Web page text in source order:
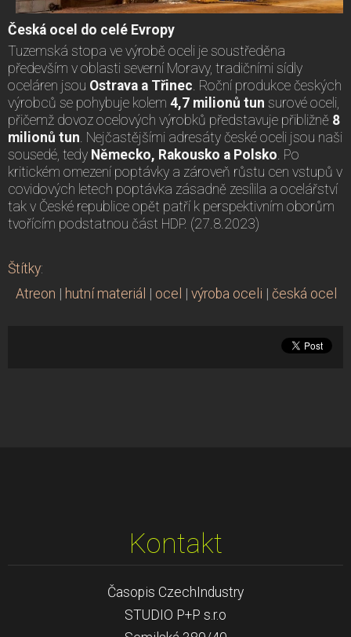
Česká ocel do celé Evropy
Tuzemská stopa ve výrobě oceli je soustředěna
především v oblasti severní Moravy, tradičními sídly
oceláren jsou Ostrava a Třinec . Roční produkce českých
výrobců se pohybuje kolem 4,7 milionů tun surové oceli,
přičemž dovoz ocelových výrobků představuje přibližně 8
milionů tun . Nejčastějšími adresáty české oceli jsou naši
sousedé, tedy Německo, Rakousko a Polsko . Po
kritickém omezení poptávky a zároveň růstu cen vstupů v
covidových letech poptávka zásadně zesílila a ocelářství
tak v České republice opět patří k perspektivním oborům
tvořícím podstatnou část HDP. (27.8.2023)
Štítky:
Atreon | hutní materiál | ocel | výroba oceli | česká ocel
Kontakt
Časopis CzechIndustry
STUDIO P+P s.r.o